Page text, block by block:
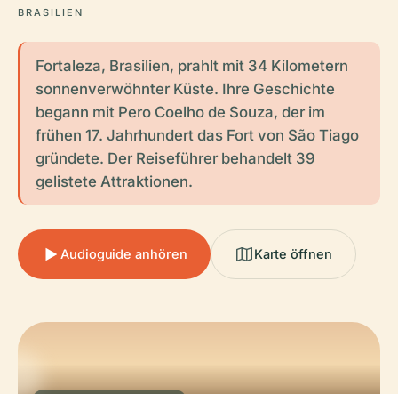
BRASILIEN
Fortaleza, Brasilien, prahlt mit 34 Kilometern
sonnenverwöhnter Küste. Ihre Geschichte
begann mit Pero Coelho de Souza, der im
frühen 17. Jahrhundert das Fort von São Tiago
gründete. Der Reiseführer behandelt 39
gelistete Attraktionen.
Audioguide anhören Karte öffnen